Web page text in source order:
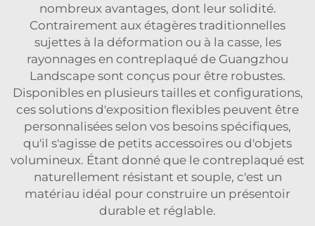
nombreux avantages, dont leur solidité.
Contrairement aux étagères traditionnelles
sujettes à la déformation ou à la casse, les
rayonnages en contreplaqué de Guangzhou
Landscape sont conçus pour être robustes.
Disponibles en plusieurs tailles et configurations,
ces solutions d'exposition flexibles peuvent être
personnalisées selon vos besoins spécifiques,
qu'il s'agisse de petits accessoires ou d'objets
volumineux. Étant donné que le contreplaqué est
naturellement résistant et souple, c'est un
matériau idéal pour construire un présentoir
durable et réglable.